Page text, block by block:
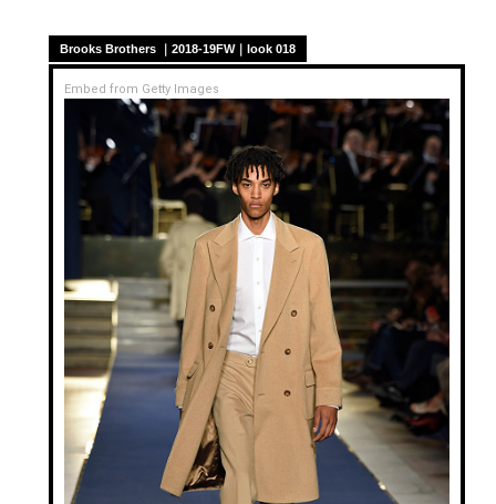
Brooks Brothers ｜2018-19FW｜look 018
Embed from Getty Images